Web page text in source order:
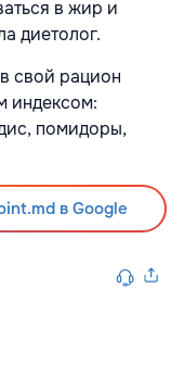
в жир и
диетолог.
свой рацион
индексом:
помидоры,
в Google